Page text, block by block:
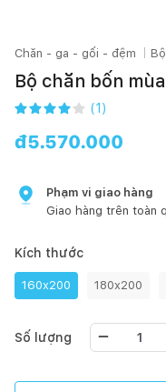
Chăn - ga - gối - đệm
Bộ chăn bốn
(1 )
đ5.570.000
Phạm vi giao hàng
Giao hàng trên toàn
Kích thước
160x200 180x200
Số lượng